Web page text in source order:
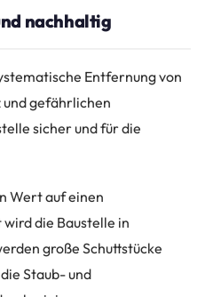
nachhaltig
Entfernung von
und gefährlichen
sicher und für die
Wert auf einen
die Baustelle in
große Schuttstücke
Staub- und